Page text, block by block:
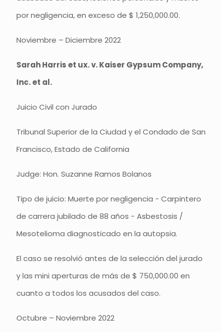
por negligencia, en exceso de $ 1,250,000.00.
Noviembre – Diciembre 2022
Sarah Harris et ux. v. Kaiser Gypsum Company,
Inc. et al.
Juicio Civil con Jurado
Tribunal Superior de la Ciudad y el Condado de San
Francisco, Estado de California
Judge: Hon. Suzanne Ramos Bolanos
Tipo de juicio: Muerte por negligencia - Carpintero
de carrera jubilado de 88 años - Asbestosis /
Mesotelioma diagnosticado en la autopsia.
El caso se resolvió antes de la selección del jurado
y las mini aperturas de más de $ 750,000.00 en
cuanto a todos los acusados del caso.
Octubre – Noviembre 2022